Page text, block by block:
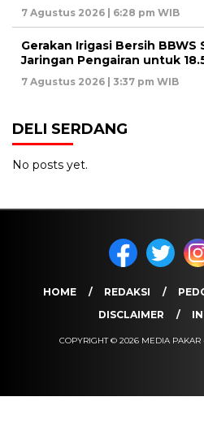
7 Agustus 2026 | 6:28 pm WIB
Gerakan Irigasi Bersih BBWS
Jaringan Pengairan untuk
7 Agustus 2026 | 3:37 pm WIB
DELI SERDANG
No posts yet.
HOME REDAKSI
DISCLAIMER
COPYRIGHT © 2026 MEDIA PAKAR